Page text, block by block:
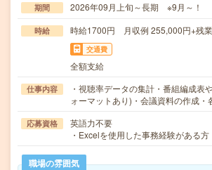
期間 2026年09月上旬～長期 ※9月～！
時給 時給1700円 月収例 255,000円+残
交通費
全額支給
仕事内容
・視聴率データの集計・番組編成表
ォーマットあり)・会議資料の作成
応募資格
英語力不要
・Excelを使用した事務経験がある方
職場の雰囲気